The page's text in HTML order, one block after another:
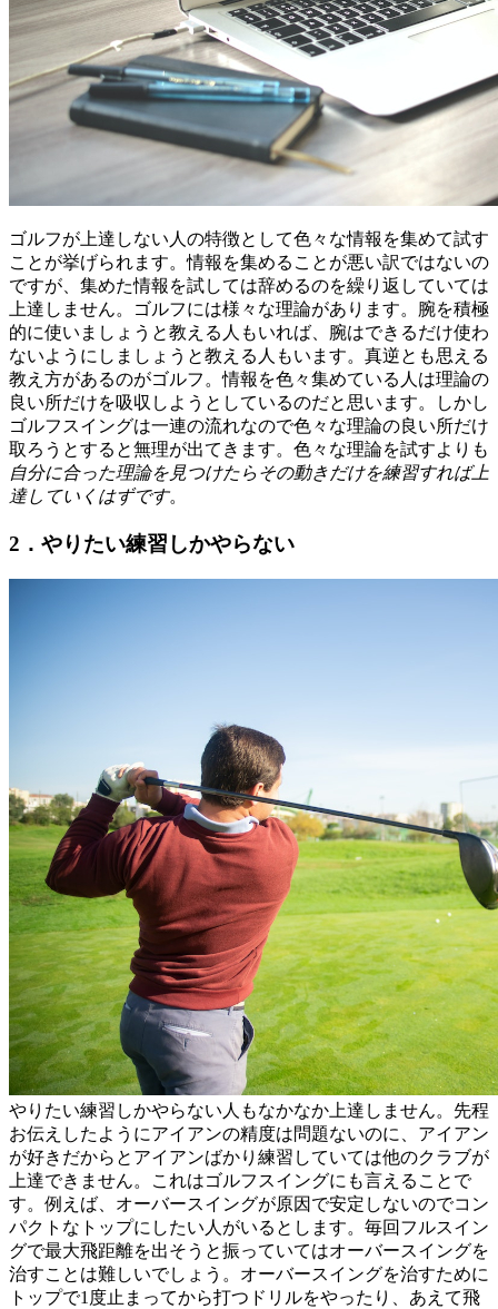
ゴルフが上達しない人の特徴として色々な情報を集めて試す
ことが挙げられます。情報を集めることが悪い訳ではないの
ですが、集めた情報を試しては辞めるのを繰り返していては
上達しません。ゴルフには様々な理論があります。腕を積極
的に使いましょうと教える人もいれば、腕はできるだけ使わ
ないようにしましょうと教える人もいます。真逆とも思える
教え方があるのがゴルフ。情報を色々集めている人は理論の
良い所だけを吸収しようとしているのだと思います。しかし
ゴルフスイングは一連の流れなので色々な理論の良い所だけ
取ろうとすると無理が出てきます。色々な理論を試すよりも
自分に合った理論を見つけたらその動きだけを練習すれば上
達していくはずです。
2．やりたい練習しかやらない
やりたい練習しかやらない人もなかなか上達しません。先程
お伝えしたようにアイアンの精度は問題ないのに、アイアン
が好きだからとアイアンばかり練習していては他のクラブが
上達できません。これはゴルフスイングにも言えることで
す。例えば、オーバースイングが原因で安定しないのでコン
パクトなトップにしたい人がいるとします。毎回フルスイン
グで最大飛距離を出そうと振っていてはオーバースイングを
治すことは難しいでしょう。オーバースイングを治すために
トップで1度止まってから打つドリルをやったり、あえて飛